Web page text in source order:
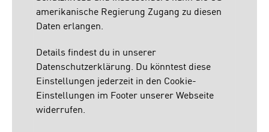
amerikanische Regierung Zugang zu diesen
Daten erlangen.
Details findest du in unserer
Datenschutzerklärung. Du könntest diese
Einstellungen jederzeit in den Cookie-
Einstellungen im Footer unserer Webseite
widerrufen.